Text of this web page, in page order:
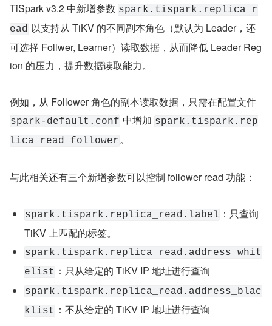
TiSpark v3.2 中新增参数 spark.tispark.replica_r
ead 以支持从 TiKV 的不同副本角色（默认为 Leader，还
可选择 Follwer, Learner）读取数据，从而降低 Leader Reg
ion 的压力，提升数据读取能力。
spark-default.conf 中增加 spark.tispark.rep
lica_read follower。
与此相关还有三个新增参数可以控制 follower read 功能：
spark.tispark.replica_read.label ：只查询
TiKV 上匹配的标签。
spark.tispark.replica_read.address_whit
elist ：只从给定的 TiKV IP 地址进行查询
spark.tispark.replica_read.address_blac
klist ：不从给定的 TiKV IP 地址进行查询